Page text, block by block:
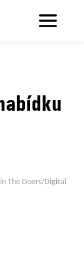
na omnichannel
The Doers/Digital